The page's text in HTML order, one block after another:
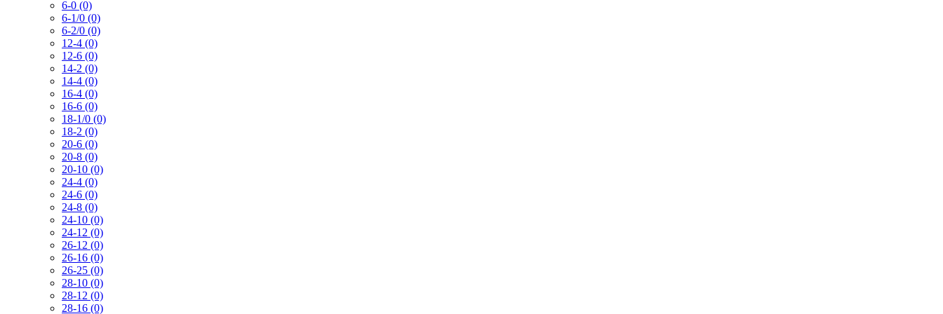
6-0 (0)
6-1/0 (0)
6-2/0 (0)
12-4 (0)
12-6 (0)
14-2 (0)
14-4 (0)
16-4 (0)
16-6 (0)
18-1/0 (0)
18-2 (0)
20-6 (0)
20-8 (0)
20-10 (0)
24-4 (0)
24-6 (0)
24-8 (0)
24-10 (0)
24-12 (0)
26-12 (0)
26-16 (0)
26-25 (0)
28-10 (0)
28-12 (0)
28-16 (0)